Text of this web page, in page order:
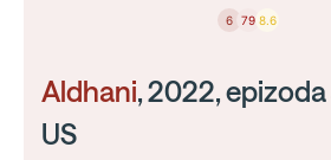
6 79 8.6
Aldhani, 2022, epizoda
US